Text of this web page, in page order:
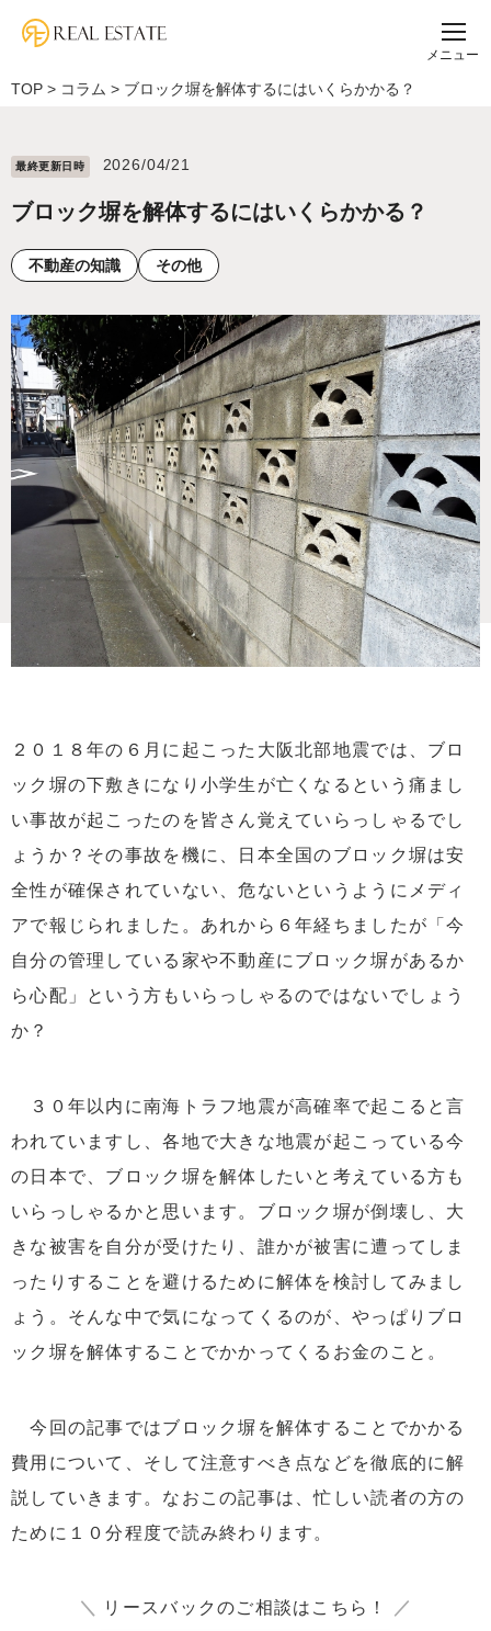
メニュー
TOP > コラム > ブロック塀を解体するにはいくらかかる？
最終更新⽇時 2026/04/21
ブロック塀を解体するにはいくらかかる？
不動産の知識 その他
２０１８年の６月に起こった大阪北部地震では、ブロ
ック塀の下敷きになり小学生が亡くなるという痛まし
い事故が起こったのを皆さん覚えていらっしゃるでし
ょうか？その事故を機に、日本全国のブロック塀は安
全性が確保されていない、危ないというようにメディ
アで報じられました。あれから６年経ちましたが「今
自分の管理している家や不動産にブロック塀があるか
ら心配」という方もいらっしゃるのではないでしょう
か？
３０年以内に南海トラフ地震が高確率で起こると言
われていますし、各地で大きな地震が起こっている今
の日本で、ブロック塀を解体したいと考えている方も
いらっしゃるかと思います。ブロック塀が倒壊し、大
きな被害を自分が受けたり、誰かが被害に遭ってしま
ったりすることを避けるために解体を検討してみまし
ょう。そんな中で気になってくるのが、やっぱりブロ
ック塀を解体することでかかってくるお金のこと。
今回の記事ではブロック塀を解体することでかかる
費用について、そして注意すべき点などを徹底的に解
説していきます。なおこの記事は、忙しい読者の方の
ために１０分程度で読み終わります。
＼ リースバックのご相談はこちら！ ／